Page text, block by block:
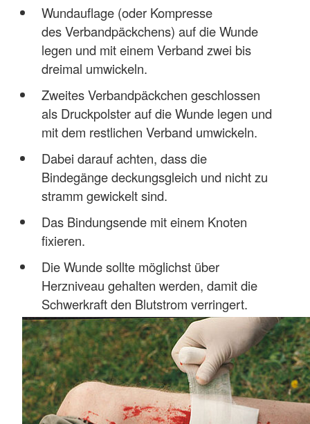
Wundauflage (oder Kompresse
des Verbandpäckchens) auf die Wunde
legen und mit einem Verband zwei bis
dreimal umwickeln.
Zweites Verbandpäckchen geschlossen
als Druckpolster auf die Wunde legen und
mit dem restlichen Verband umwickeln.
Dabei darauf achten, dass die
Bindegänge deckungsgleich und nicht zu
stramm gewickelt sind.
Das Bindungsende mit einem Knoten
fixieren.
Die Wunde sollte möglichst über
Herzniveau gehalten werden, damit die
Schwerkraft den Blutstrom verringert.